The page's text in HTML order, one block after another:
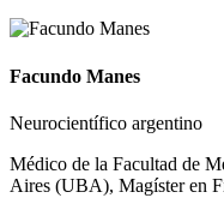
Facundo Manes
Neurocientífico argentino
Médico de la Facultad de
Aires (UBA), Magíster en